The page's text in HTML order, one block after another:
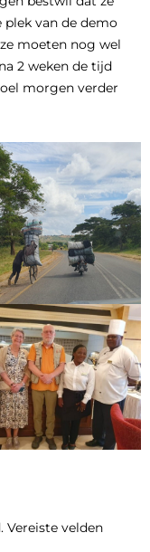
plek van de demo
moeten nog wel
2 weken de tijd
morgen verder
Vereiste velden